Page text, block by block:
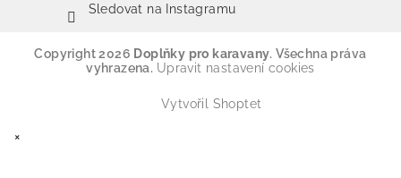
Sledovat na Instagramu
Copyright 2026 Doplňky pro karavany. Všechna práva
vyhrazena. Upravit nastavení cookies
Vytvořil Shoptet
×